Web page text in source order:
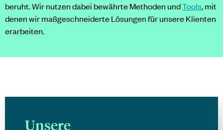
beruht. Wir nutzen dabei bewährte Methoden undTools, mit
denen wir maßgeschneiderte Lösungen für unsere Klienten
erarbeiten.
Unsere